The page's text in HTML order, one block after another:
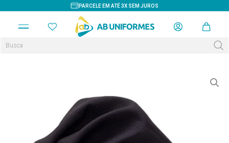
PARCELE EM ATÉ 3X SEM JUROS